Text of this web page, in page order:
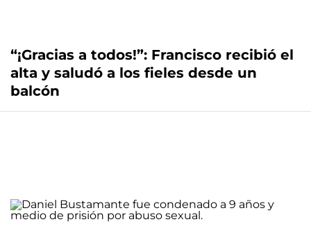
“¡Gracias a todos!”: Francisco recibió el
alta y saludó a los fieles desde un
balcón